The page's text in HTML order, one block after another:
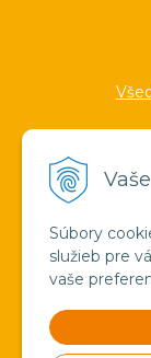
Súbory
služieb pre
vaše